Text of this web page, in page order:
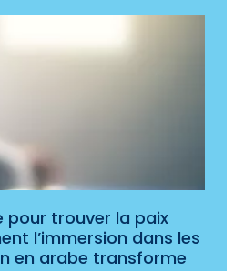
pour trouver la paix
l’immersion dans les
en arabe transforme